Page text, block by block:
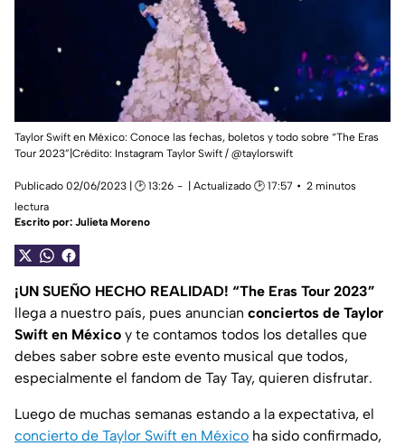
Taylor Swift en México: Conoce las fechas, boletos y todo sobre “The Eras
Tour 2023”|Crédito: Instagram Taylor Swift / @taylorswift
Publicado 02/06/2023 | 🕑 13:26 | Actualizado 🕑 17:57
2 minutos
lectura
Escrito por: Julieta Moreno
¡UN SUEÑO HECHO REALIDAD! “The Eras Tour 2023”
llega a nuestro país, pues anuncian conciertos de Taylor
Swift en México y te contamos todos los detalles que
debes saber sobre este evento musical que todos,
especialmente el fandom de Tay Tay, quieren disfrutar.
Luego de muchas semanas estando a la expectativa, el
concierto de Taylor Swift en México ha sido confirmado,